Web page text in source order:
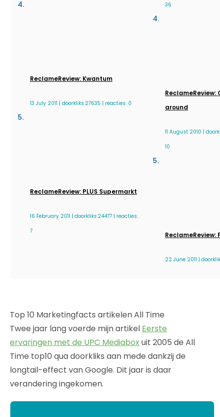
ReclameReview: Kwantum
13 July 2011 | doorkliks:27635 | reacties: 0
ReclameReview: PLUS Supermarkt
16 February 2011 | doorkliks:24477 | reacties:
7
36
ReclameReview:
around
11 August 2010 |
10
ReclameReview:
22 June 2011 |
Top 10 Marketingfacts artikelen All Time
Twee jaar lang voerde mijn artikel Eerste
ervaringen met de UPC Mediaboxuit 2005 de All
Time top10 qua doorkliks aan mede dankzij de
longtail-effect van Google. Dit jaar is daar
verandering ingekomen.